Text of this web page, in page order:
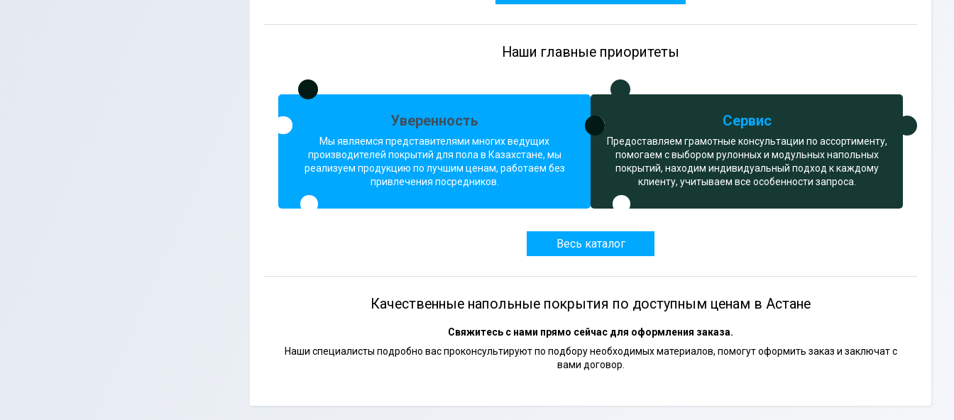
Наши главные приоритеты
Уверенность
Мы являемся представителями многих ведущих
производителей покрытий для пола в Казахстане, мы
реализуем продукцию по лучшим ценам, работаем без
привлечения посредников.
Сервис
Предоставляем грамотные консультации по ассортименту,
помогаем с выбором рулонных и модульных напольных
покрытий, находим индивидуальный подход к каждому
клиенту, учитываем все особенности запроса.
Весь каталог
Качественные напольные покрытия по доступным ценам в Астане
Свяжитесь с нами прямо сейчас для оформления заказа.
Наши специалисты подробно вас проконсультируют по подбору необходимых материалов, помогут оформить заказ и заключат с
вами договор.